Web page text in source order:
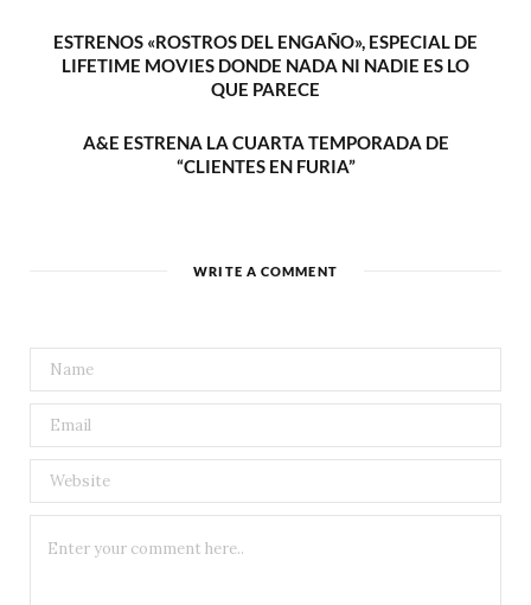
ESTRENOS «ROSTROS DEL ENGAÑO», ESPECIAL DE
LIFETIME MOVIES DONDE NADA NI NADIE ES LO
QUE PARECE
A&E ESTRENA LA CUARTA TEMPORADA DE
“CLIENTES EN FURIA”
WRITE A COMMENT